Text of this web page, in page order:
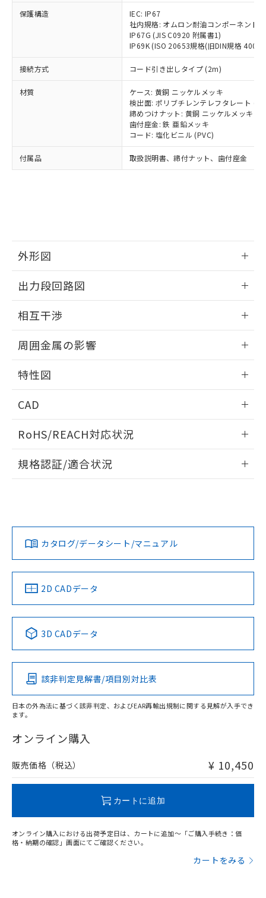
保護構造
IEC: IP67
社内規格: オムロン耐油コンポーネント
IP67G (JIS C0920 附属書1)
IP69K (ISO 20653規格(旧DIN規格
接続方式 コード引き出しタイプ (2m)
材質
ケース: 黄銅 ニッケルメッキ
検出面: ポリブチレンテレフタレート
締めつけナット: 黄銅 ニッケルメッキ
歯付座金: 鉄 亜鉛メッキ
コード: 塩化ビニル (PVC)
付属品 取扱説明書、締付ナット、歯付座金
外形図
外形図
出力段回路図
出力段回路図
タイムチャート
相互干渉
相互干渉
A: 200mm以上、B: 110mm以上
周囲金属の影響
周囲金属の影響
以上、n: 54mm以上
特性図
検出物体の大きさと材質による影響
検出領域
CAD
ドすることができます。
ログイン/会員登録
ダウンロードデータをご利用いただく前に、以下を必ずお読
みください。
ソフトウェアの使用条件
RoHS/REACH対応状況
EU RoHS 注意事項・凡例
対応済み
中国 RoHS 注意事項・凡例
Pb Hg Cd Cr(VI)
O
在庫等で未対応品が混在する可能性があります。
問い合わせください。
規格認証/適合状況
LR型式承認
（イギリス
船舶規格）
DNV型式承認
（ノルウェー
BV型式承認
（フランス
KR型式
（韓国
No No No No
この製品の規格認証/適合状況ページへ
その他の認証はこちらのページからご検索ください
カタログ/データシート/マニュアル
2D CADデータ
3D CADデータ
該非判定見解書/項目別対比表
日本の外為法に基づく該非判定、およびEAR再輸出規制に関する見解が入手でき
ます。
オンライン購入
販売価格（税込） ¥ 10,450
カートに追加
オンライン購入における出荷予定日は、カートに追加～「ご購入手続き：価
格・納期の確認」画面にてご確認ください。
カートをみる
覧された時点での実際の在庫および標
準価格とは異なる場合があることをご
正式な納期状況および標準価格はお客
様のお取引先、またはお客様担当のオ
ムロン制御機器販売店・当社販売員に
ご相談ください。
オムロン制御機器販売店や当社販売拠
販売ネットワーク
」をご確認
在庫状況および標準価格結果を当社の
事前の承諾なく第三者に漏洩または開
示しないようお願いします。
マイパーツ機能（部品リスト作成サー
および当社の共同利用者が、当社の製
※当社の共同利用者とは、
の共同利用に関して"
の「1.共同利
指します。
ミウム(Cd) 100ppm以下、
六価クロム(Cr(Ⅵ)) 1000ppm以下、ポリ臭化ビフェニル
類(PBB) 1000ppm以下、ポリ臭化ジフェニルエーテル類
(PBDE) 1000ppm以下、フタル酸ビス(2-エチルヘキシ
ル) (DEHP)(別名：DOP) 1000ppm以下、フタル酸ブチ
ルベンジル（BBP） 1000ppm以下、フタル酸ジブチル
（DBP） 1000ppm以下、フタル酸ジイソブチル
(DIBP) 1000ppm以下
但し、RoHS指令で産業用監視および制御機器に対する
フタル酸エステル類の４物質については閾値を超える意
図的な使用がないことを確認しています。
部品在庫の切り替え状況などにより、予定
月が前後することがあります。
とができます。
EU RoHS指令（10物質）の非含有証明書
51物質の非含有証明書（当社基準）
※本証明書は発行日時点で非含有を証明す
るもので、過去に遡って非含有を証明する
また、RoHS指令のフタル酸エステル類４
物質の対応では、対応完了までの期間は出
荷製品に未対応品が混在することから備考
り、2022年1月12日より割愛しておりま
す。
Pb(鉛) :1000ppm、 Hg(水銀) : 1000ppm、 Cd(カドミウ
ム) : 100ppm、
Cr(Ⅵ)(六価クロム) : 1000ppm、 PBBs(ポリ臭化ビフェ
ニル類) : 1000ppm、 PBDEs(ポリ臭化ジフェニルエーテ
DBP(フタル酸ジブチル) : 1000ppm、 DIBP(フタル酸ジ
イソブチル) : 1000ppm、 BBP(フタル酸ブチルベンジ
ル) : 1000ppm、
DEHP(フタル酸ビス(2-エチルヘキシル)) : 1000ppm
※2 環境保護使用期限
「ｅ」：有害物質（10物質）のすべてが基
準値以下であることを示します。
「10」：通常の使用状況下において有害物
質が外部に漏えいし、環境に深刻な影響を
可)を取得するなどの必要な手続きを
当社は規制貨物を破棄する場合は、完
全に破砕するなど、違法に輸出されな
いよう必要な手段を講じます。
当社は貴社製品を、核兵器、ミサイ
ル、化学兵器、生物兵器またはその他
武器並びにこれらの製造装置等に一切
使用いたしません。
当社は、貴社製品を第三者に販売する
場合は、上記1、2および3の内容を当
該第三者に通知します。また当社は、
販売先および販売に係わる関係者が違
法に輸出するおそれがある場合は、取
一定数以上の在庫あり
一定数には満たないが在庫あり
在庫なし(最新の在庫状況につ
いては、お客様のお取引先、ま
たはお客様担当のオムロン制御
機器販売店・当社販売員にご確
認ください)
受注生産機種、また在庫状況の